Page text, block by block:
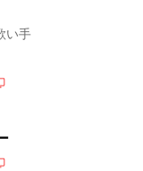
い手